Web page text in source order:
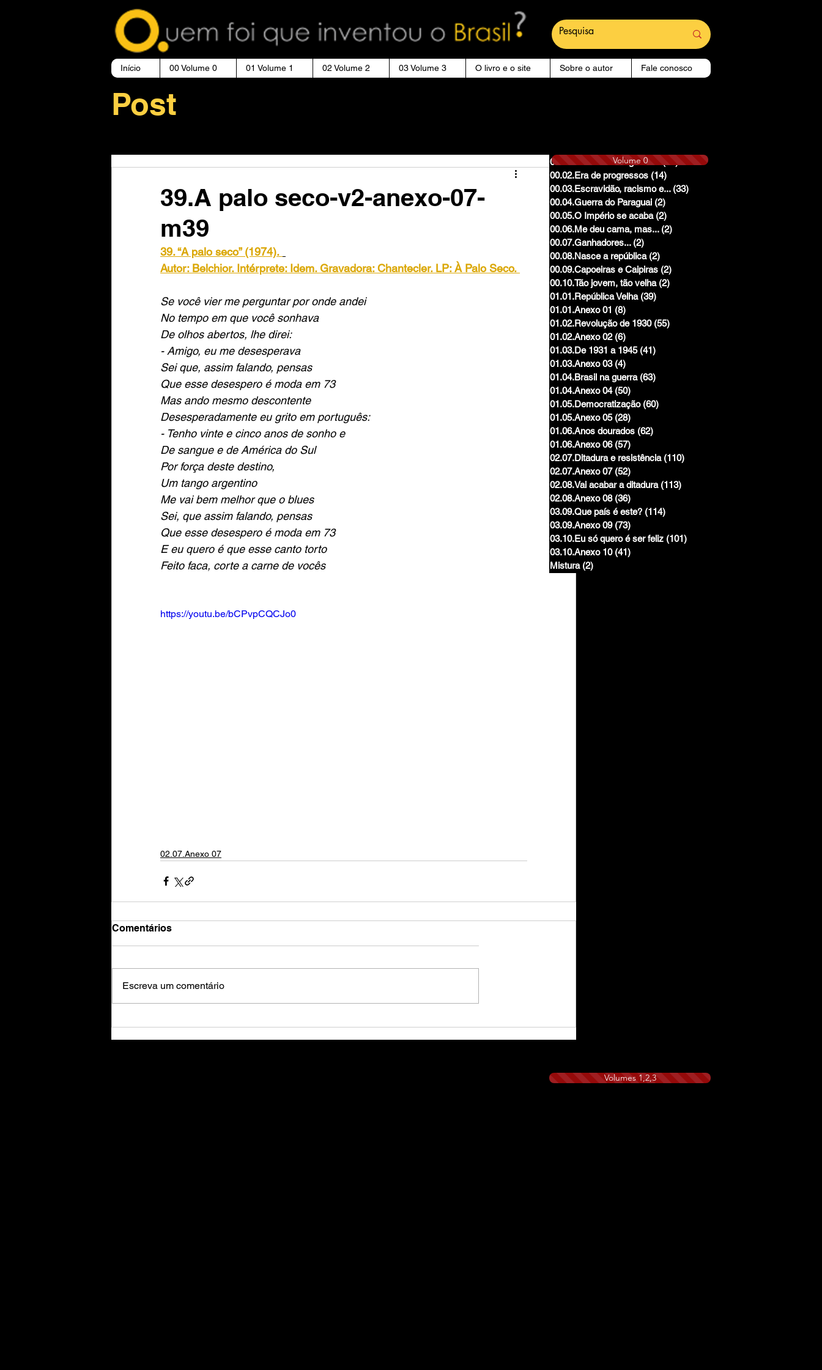
Início 00 Volume 0 01 Volume 1 02 Volume 2 03 Volume 3 O livro e o site Sobre o autor Fale conosco
Post
39.A palo seco-v2-anexo-07-
m39
39. “A palo seco” (1974).
Autor: Belchior. Intérprete: Idem. Gravadora: Chantecler. LP: À Palo Seco.
Se você vier me perguntar por onde andei
No tempo em que você sonhava
De olhos abertos, lhe direi:
- Amigo, eu me desesperava
Sei que, assim falando, pensas
Que esse desespero é moda em 73
Mas ando mesmo descontente
Desesperadamente eu grito em português:
- Tenho vinte e cinco anos de sonho e
De sangue e de América do Sul
Por força deste destino,
Um tango argentino
Me vai bem melhor que o blues
Sei, que assim falando, pensas
Que esse desespero é moda em 73
E eu quero é que esse canto torto
Feito faca, corte a carne de vocês
https://youtu.be/bCPvpCQCJo0
02.07.Anexo 07
Comentários
Escreva um comentário
00.01.Reinado e Regencias
14 posts
00.02.Era de progressos (14)
00.03.Escravidão, racismo e... (33)
00.04.Guerra do Paraguai (2)
00.05.O Império se acaba (2)
00.06.Me deu cama, mas... (2)
00.07.Ganhadores... (2)
00.08.Nasce a república (2)
00.09.Capoeiras e Caipiras (2)
00.10.Tão jovem, tão velha (2)
01.01.República Velha (39)
01.01.Anexo 01 (8)
01.02.Revolução de 1930 (55)
01.02.Anexo 02 (6)
01.03.De 1931 a 1945 (41)
01.03.Anexo 03 (4)
01.04.Brasil na guerra (63)
01.04.Anexo 04 (50)
01.05.Democratização (60)
01.05.Anexo 05 (28)
01.06.Anos dourados (62)
01.06.Anexo 06 (57)
02.07.Ditadura e resistência (110)
02.07.Anexo 07 (52)
02.08.Vai acabar a ditadura (113)
02.08.Anexo 08 (36)
03.09.Que país é este? (114)
03.09.Anexo 09 (73)
03.10.Eu só quero é ser feliz (101)
03.10.Anexo 10 (41)
Mistura (2)
Volume 0
Volumes 1,2,3